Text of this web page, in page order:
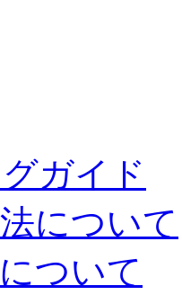
ガイド
について
ついて